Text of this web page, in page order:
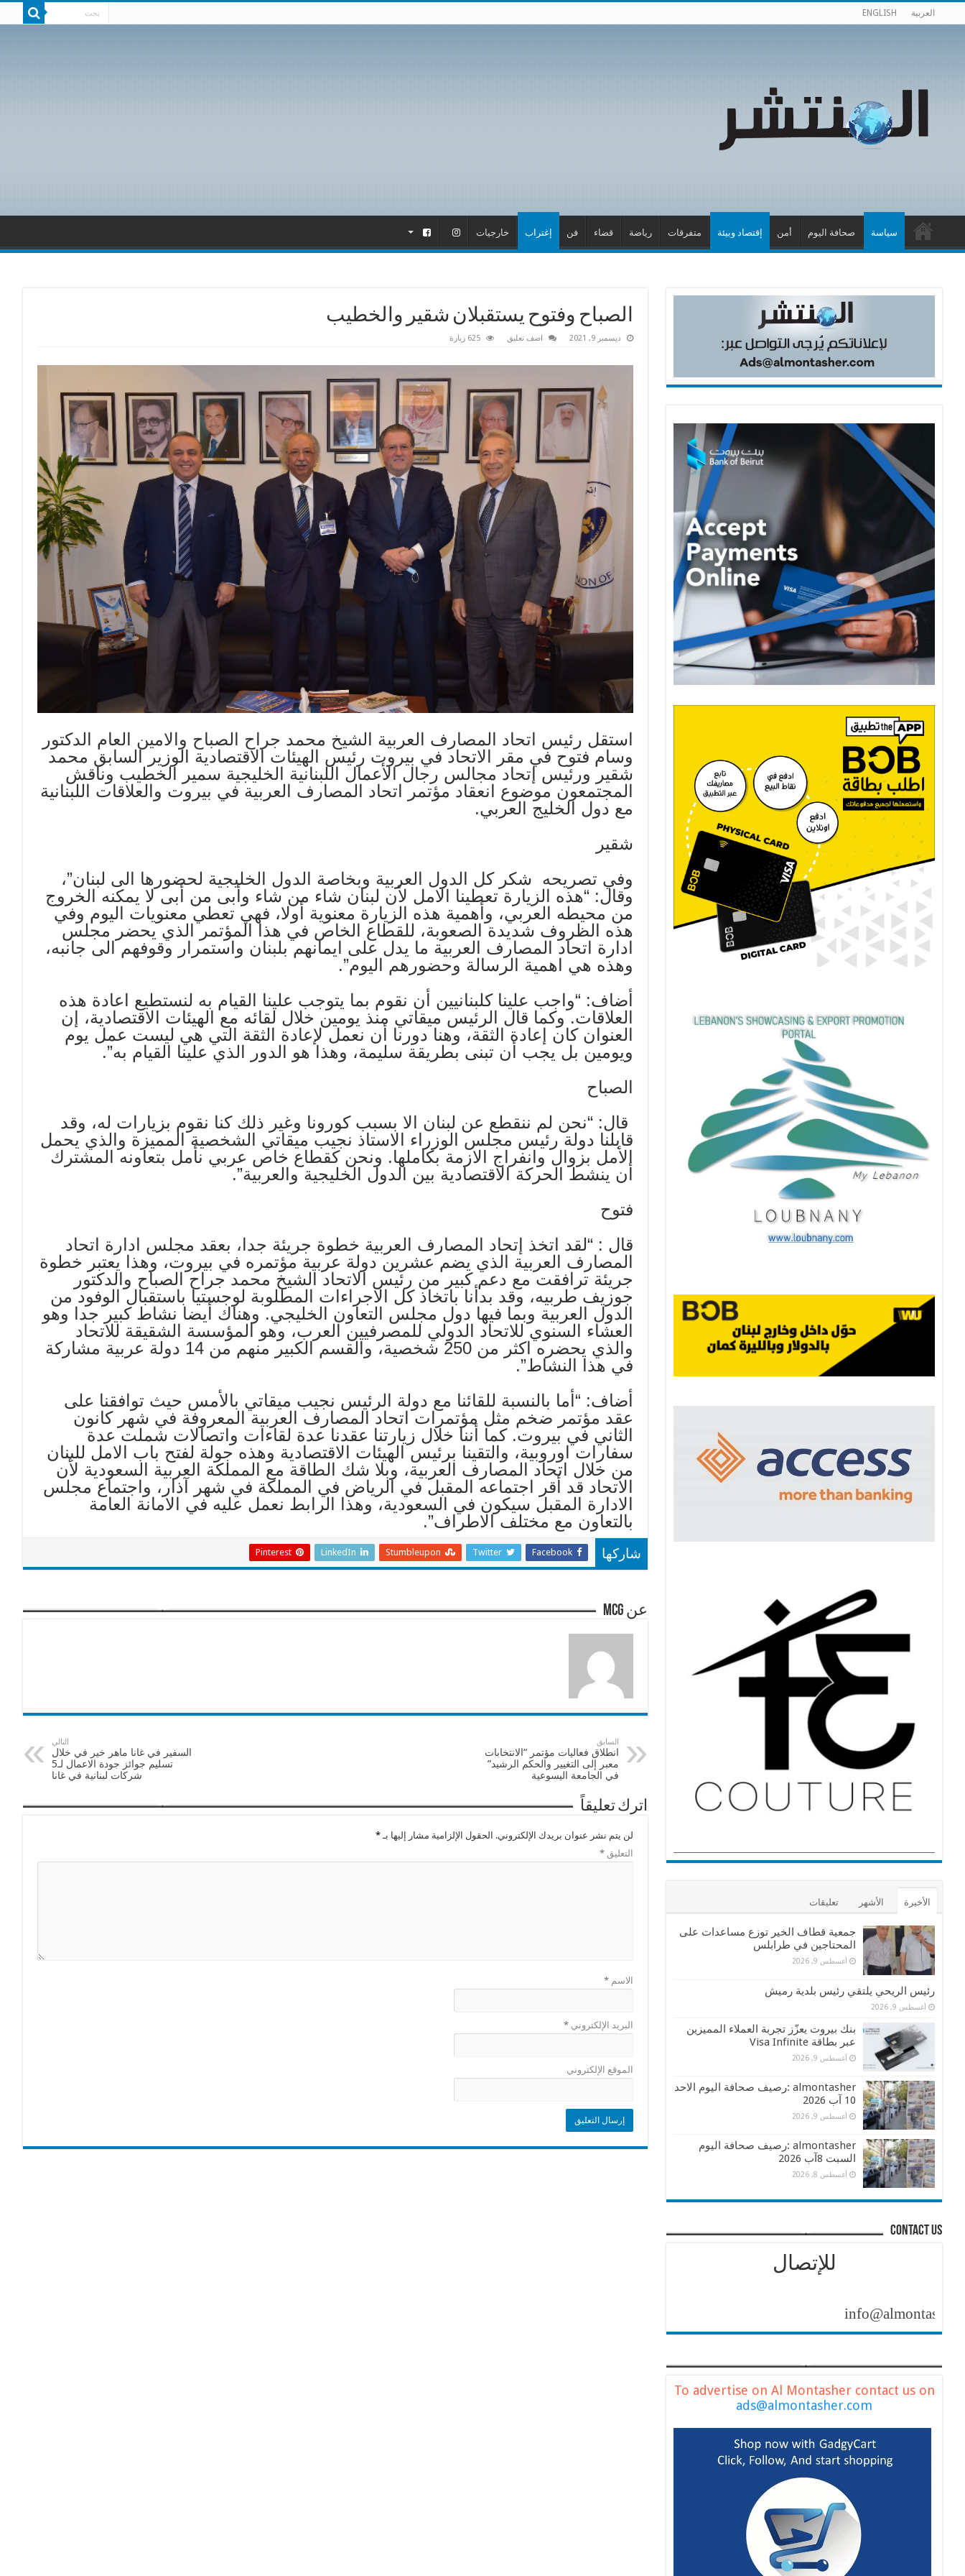
العربية ENGLISH
سياسة صحافة اليوم أمن إقتصاد وبيئة متفرقات رياضة قضاء فن إغتراب خارجيات
الصباح وفتوح يستقبلان شقير والخطيب
ديسمبر 9, 2021 اضف تعليق 625 زيارة
استقل رئيس اتحاد المصارف العربية الشيخ محمد جراح الصباح والامين العام الدكتور
وسام فتوح في مقر الاتحاد في بيروت رئيس الهيئات الاقتصادية الوزير السابق محمد
شقير ورئيس إتحاد مجالس رجال الأعمال اللبنانية الخليجية سمير الخطيب وناقش
المجتمعون موضوع انعقاد مؤتمر اتحاد المصارف العربية في بيروت والعلاقات اللبنانية
مع دول الخليج العربي.
شقير
وفي تصريحه شكر كل الدول العربية وبخاصة الدول الخليجية لحضورها الى لبنان”،
وقال: “هذه الزيارة تعطينا الامل لأن لبنان شاء من شاء وأبى من أبى لا يمكنه الخروج
من محيطه العربي، وأهمية هذه الزيارة معنوية أولا، فهي تعطي معنويات اليوم وفي
هذه الظروف شديدة الصعوبة، للقطاع الخاص في هذا المؤتمر الذي يحضر مجلس
ادارة اتحاد المصارف العربية ما يدل على ايمانهم بلبنان واستمرار وقوفهم الى جانبه،
وهذه هي اهمية الرسالة وحضورهم اليوم”.
أضاف: “واجب علينا كلبنانيين أن نقوم بما يتوجب علينا القيام به لنستطيع اعادة هذه
العلاقات. وكما قال الرئيس ميقاتي منذ يومين خلال لقائه مع الهيئات الاقتصادية، إن
العنوان كان إعادة الثقة، وهنا دورنا أن نعمل لإعادة الثقة التي هي ليست عمل يوم
ويومين بل يجب أن تبنى بطريقة سليمة، وهذا هو الدور الذي علينا القيام به”.
الصباح
قال: “نحن لم ننقطع عن لبنان الا بسبب كورونا وغير ذلك كنا نقوم بزيارات له، وقد
قابلنا دولة رئيس مجلس الوزراء الاستاذ نجيب ميقاتي الشخصية المميزة والذي يحمل
الأمل بزوال وانفراج الازمة بكاملها. ونحن كقطاع خاص عربي نأمل بتعاونه المشترك
أن ينشط الحركة الاقتصادية بين الدول الخليجية والعربية”.
فتوح
قال : “لقد اتخذ إتحاد المصارف العربية خطوة جريئة جدا، بعقد مجلس ادارة اتحاد
المصارف العربية الذي يضم عشرين دولة عربية مؤتمره في بيروت، وهذا يعتبر خطوة
جريئة ترافقت مع دعم كبير من رئيس الاتحاد الشيخ محمد جراح الصباح والدكتور
جوزيف طربيه، وقد بدأنا باتخاذ كل الاجراءات المطلوبة لوجستيا باستقبال الوفود من
الدول العربية وبما فيها دول مجلس التعاون الخليجي. وهناك أيضا نشاط كبير جدا وهو
العشاء السنوي للاتحاد الدولي للمصرفيين العرب، وهو المؤسسة الشقيقة للاتحاد
والذي يحضره اكثر من 250 شخصية، والقسم الكبير منهم من 14 دولة عربية مشاركة
في هذا النشاط”.
أضاف: “أما بالنسبة للقائنا مع دولة الرئيس نجيب ميقاتي بالأمس حيث توافقنا على
عقد مؤتمر ضخم مثل مؤتمرات اتحاد المصارف العربية المعروفة في شهر كانون
الثاني في بيروت. كما أننا خلال زيارتنا عقدنا عدة لقاءات واتصالات شملت عدة
سفارات اوروبية، والتقينا برئيس الهيئات الاقتصادية وهذه جولة لفتح باب الامل للبنان
من خلال اتحاد المصارف العربية، وبلا شك الطاقة مع المملكة العربية السعودية لأن
الاتحاد قد أقر اجتماعه المقبل في الرياض في المملكة في شهر آذار، واجتماع مجلس
الادارة المقبل سيكون في السعودية، وهذا الرابط نعمل عليه في الامانة العامة
بالتعاون مع مختلف الاطراف”.
شاركها Facebook
Twitter
Stumbleupon
LinkedIn
Pinterest
عن mcg
السابق
انطلاق فعاليات مؤتمر “الانتخابات
معبر إلى التغيير والحكم الرشيد”
في الجامعة اليسوعية
التالي
السفير في غانا ماهر خير في خلال
تسليم جوائز جودة الاعمال لـ5
شركات لبنانية في غانا
اترك تعليقاً
لن يتم نشر عنوان بريدك الإلكتروني. الحقول الإلزامية مشار إليها بـ *
التعليق *
الاسم *
البريد الإلكتروني *
الموقع الإلكتروني
الأخيرة الأشهر تعليقات
جمعية قطاف الخير توزع مساعدات على
المحتاجين في طرابلس
أغسطس 9, 2026
رئيس الريحي يلتقي رئيس بلدية رميش
أغسطس 9, 2026
بنك بيروت يعزّز تجربة العملاء المميزين
عبر بطاقة Visa Infinite
أغسطس 9, 2026
almontasher :رصيف صحافة اليوم الاحد
10 آب 2026
أغسطس 9, 2026
almontasher :رصيف صحافة اليوم
السبت 8آب 2026
أغسطس 8, 2026
contact us
للإتصال
info@almontasher.com
To advertise on Al Montasher contact us on
ads@almontasher.com